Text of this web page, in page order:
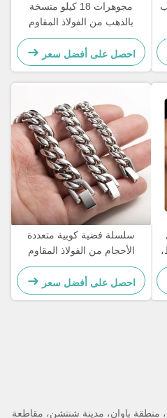
مجوهرات 18 كيلو متسخة
بالذهب من الفولاذ المقاوم
للصدأ مجوهرات امرأة
احصل على أفضل سعر
سلسلة فضية كوبية متعددة
الأحجام من الفولاذ المقاوم
للصدأ مطلية بالذهب عيار 18
قيراطًا 6 مم 8 مم
احصل على أفضل سعر
منطقة باوان، مدينة شنتشن، مقاطعة